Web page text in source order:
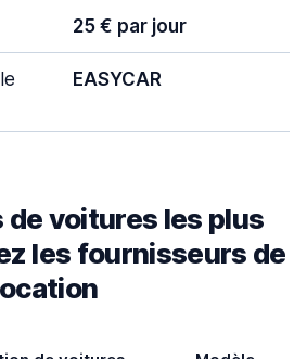
25 € par jour
EASYCAR
de voitures les plus
les fournisseurs de